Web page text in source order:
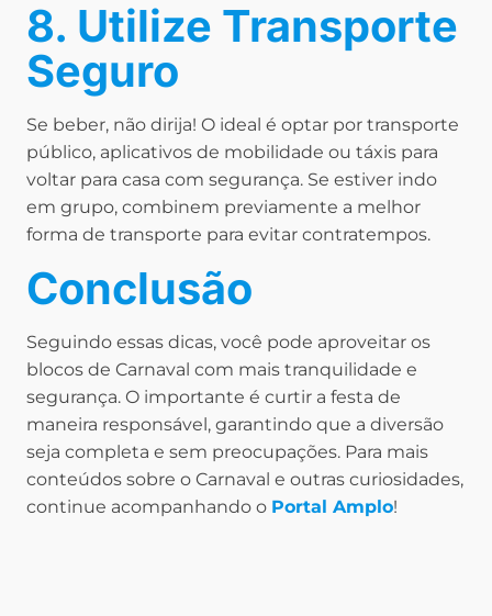
8. Utilize Transporte
Seguro
Se beber, não dirija! O ideal é optar por transporte
público, aplicativos de mobilidade ou táxis para
voltar para casa com segurança. Se estiver indo
em grupo, combinem previamente a melhor
forma de transporte para evitar contratempos.
Conclusão
Seguindo essas dicas, você pode aproveitar os
blocos de Carnaval com mais tranquilidade e
segurança. O importante é curtir a festa de
maneira responsável, garantindo que a diversão
seja completa e sem preocupações. Para mais
conteúdos sobre o Carnaval e outras curiosidades,
continue acompanhando o Portal Amplo!